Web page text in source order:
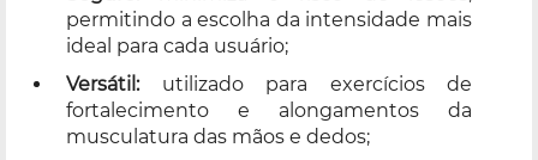
permitindo a escolha da intensidade mais
ideal para cada usuário;
Versátil:utilizado para exercícios de
fortalecimento e alongamentos da
musculatura das mãos e dedos;